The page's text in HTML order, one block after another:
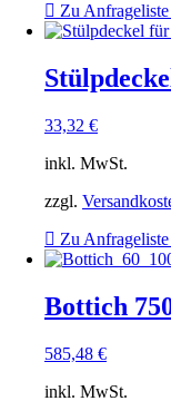
Zu
33,32 €
inkl. MwSt.
zzgl.
Zu
Bottich
585,48 €
inkl. MwSt.